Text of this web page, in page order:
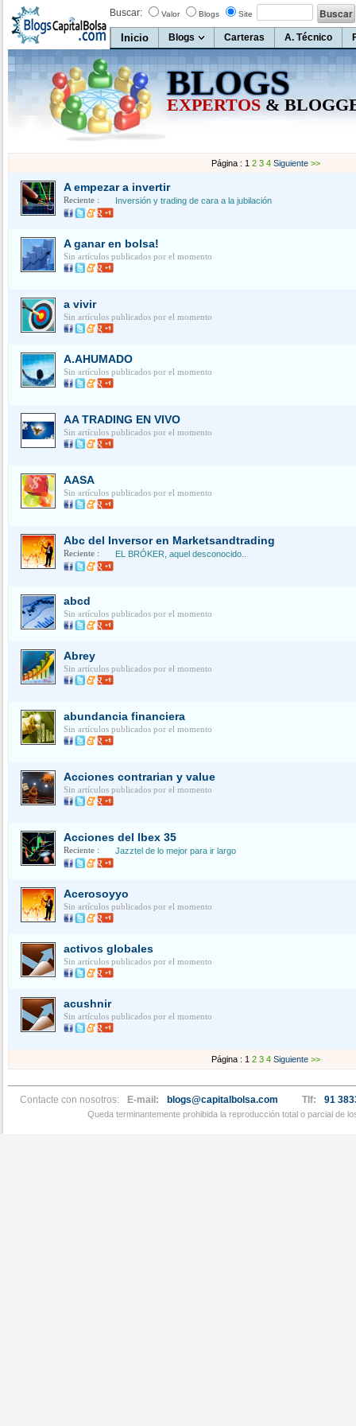
Buscar: Valor Blogs Site
Inicio Blogs Carteras A. Técnico
BLOGS
EXPERTOS &
Página : 1234Siguiente>>
A empezar a invertir
Reciente : Inversión y trading de cara a la jubilación
A ganar en bolsa!
Sin artículos publicados por el momento
a vivir
Sin artículos publicados por el momento
A.AHUMADO
Sin artículos publicados por el momento
AA TRADING EN VIVO
Sin artículos publicados por el momento
AASA
Sin artículos publicados por el momento
Abc del Inversor en Marketsandtrading
Reciente : EL BRÓKER, aquel desconocido..
abcd
Sin artículos publicados por el momento
Abrey
Sin artículos publicados por el momento
abundancia financiera
Sin artículos publicados por el momento
Acciones contrarian y value
Sin artículos publicados por el momento
Acciones del Ibex 35
Reciente : Jazztel de lo mejor para ir largo
Acerosoyyo
Sin artículos publicados por el momento
activos globales
Sin artículos publicados por el momento
acushnir
Sin artículos publicados por el momento
Página : 1234Siguiente>>
Contacte con nosotros: E-mail: blogs@capitalbolsa.com Tlf: 91
Queda terminantemente prohibida la reproducción total o parcial de